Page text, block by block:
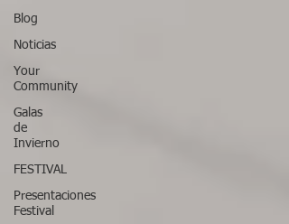
Blog
Noticias
Your
Community
Galas
de
Invierno
FESTIVAL
Presentaciones
Festival